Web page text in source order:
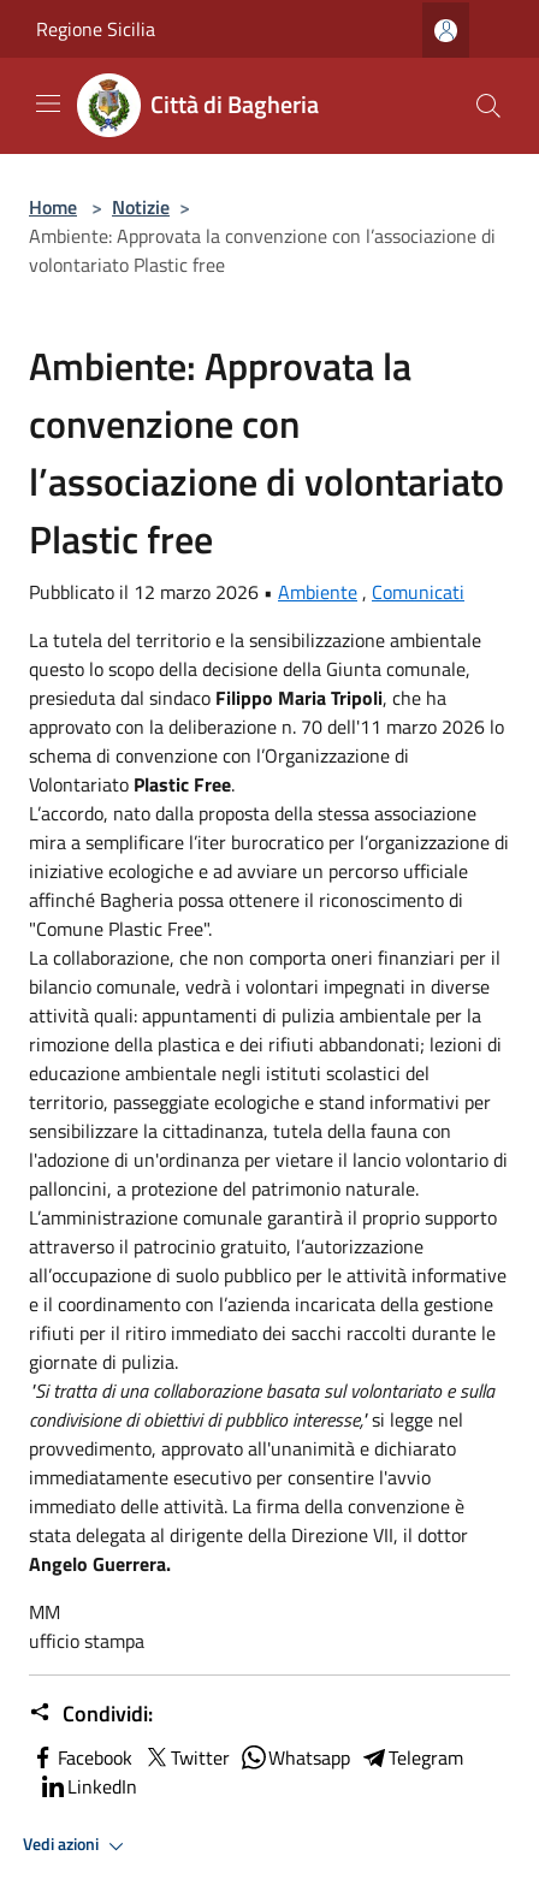
Regione Sicilia
Città di Bagheria
Home > Notizie >
Ambiente: Approvata la convenzione con l’associazione di
volontariato Plastic free
Ambiente: Approvata la
convenzione con
l’associazione di volontariato
Plastic free
Pubblicato il 12 marzo 2026 • Ambiente , Comunicati
La tutela del territorio e la sensibilizzazione ambientale
questo lo scopo della decisione della Giunta comunale,
presieduta dal sindaco Filippo Maria Tripoli, che ha
approvato con la deliberazione n. 70 dell'11 marzo 2026 lo
schema di convenzione con l’Organizzazione di
Volontariato Plastic Free.
L’accordo, nato dalla proposta della stessa associazione
mira a semplificare l’iter burocratico per l’organizzazione di
iniziative ecologiche e ad avviare un percorso ufficiale
affinché Bagheria possa ottenere il riconoscimento di
"Comune Plastic Free".
La collaborazione, che non comporta oneri finanziari per il
bilancio comunale, vedrà i volontari impegnati in diverse
attività quali: appuntamenti di pulizia ambientale per la
rimozione della plastica e dei rifiuti abbandonati; lezioni di
educazione ambientale negli istituti scolastici del
territorio, passeggiate ecologiche e stand informativi per
sensibilizzare la cittadinanza, tutela della fauna con
l'adozione di un'ordinanza per vietare il lancio volontario di
palloncini, a protezione del patrimonio naturale.
L’amministrazione comunale garantirà il proprio supporto
attraverso il patrocinio gratuito, l’autorizzazione
all’occupazione di suolo pubblico per le attività informative
e il coordinamento con l’azienda incaricata della gestione
rifiuti per il ritiro immediato dei sacchi raccolti durante le
giornate di pulizia.
"Si tratta di una collaborazione basata sul volontariato e sulla
condivisione di obiettivi di pubblico interesse,"si legge nel
provvedimento, approvato all'unanimità e dichiarato
immediatamente esecutivo per consentire l'avvio
immediato delle attività. La firma della convenzione è
stata delegata al dirigente della Direzione VII, il dottor
Angelo Guerrera.
MM
ufficio stampa
Condividi:
Facebook Twitter Whatsapp
Telegram
LinkedIn
Vedi azioni